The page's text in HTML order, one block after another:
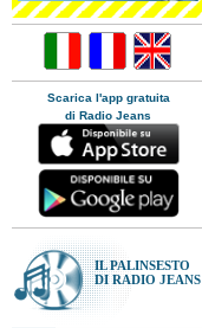
Scarica l'app gratuita
di Radio Jeans
IL PALINSESTO
DI RADIO JEANS